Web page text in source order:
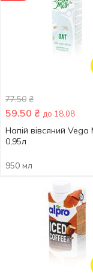
77.50 ₴
59.50 ₴ до 18.08
Напій вівсяний Vega
0,95л
950 мл